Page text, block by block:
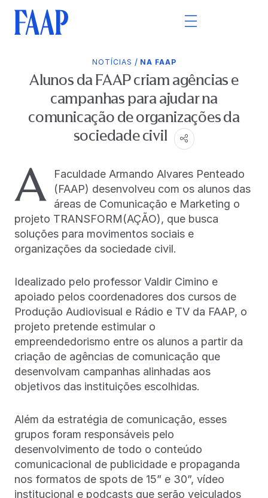
NOTÍCIAS / NA FAAP
Alunos da FAAP criam agências e
campanhas para ajudar na
comunicação de organizações da
sociedade civil
A
Faculdade Armando Alvares Penteado
(FAAP) desenvolveu com os alunos das
áreas de Comunicação e Marketing o
projeto TRANSFORM(AÇÃO), que busca
soluções para movimentos sociais e
organizações da sociedade civil.
Idealizado pelo professor Valdir Cimino e
apoiado pelos coordenadores dos cursos de
Produção Audiovisual e Rádio e TV da FAAP, o
projeto pretende estimular o
empreendedorismo entre os alunos a partir da
criação de agências de comunicação que
desenvolvam campanhas alinhadas aos
objetivos das instituições escolhidas.
Além da estratégia de comunicação, esses
grupos foram responsáveis pelo
desenvolvimento de todo o conteúdo
comunicacional de publicidade e propaganda
nos formatos de spots de 15” e 30”, vídeo
institucional e podcasts que serão veiculados